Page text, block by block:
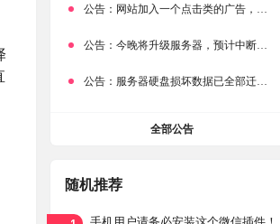
公告： 网站加入一个点击类的广告，大家点击下载按钮需要注意
公告： 今晚将升级服务器，预计中断时常为1分钟
公告： 服务器硬盘损坏数据已全部迁移备份，网站恢复完成！
全部公告
随机推荐